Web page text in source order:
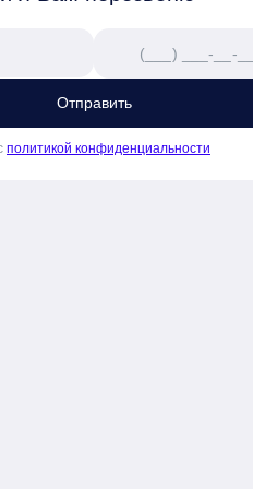
Отправить
политикой конфиденциальности